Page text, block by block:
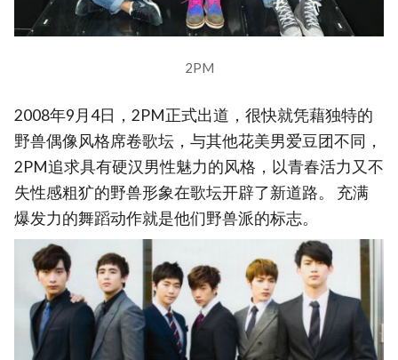
2PM
2008年9月4日，2PM正式出道，很快就凭藉独特的
野兽偶像风格席卷歌坛，与其他花美男爱豆团不同，
2PM追求具有硬汉男性魅力的风格，以青春活力又不
失性感粗犷的野兽形象在歌坛开辟了新道路。 充满
爆发力的舞蹈动作就是他们野兽派的标志。